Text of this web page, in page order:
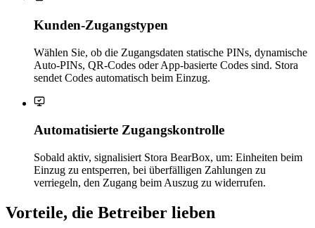
Kunden-Zugangstypen
Wählen Sie, ob die Zugangsdaten statische PINs, dynamische
Auto-PINs, QR-Codes oder App-basierte Codes sind. Stora
sendet Codes automatisch beim Einzug.
Automatisierte Zugangskontrolle
Sobald aktiv, signalisiert Stora BearBox, um: Einheiten beim
Einzug zu entsperren, bei überfälligen Zahlungen zu
verriegeln, den Zugang beim Auszug zu widerrufen.
Vorteile, die Betreiber lieben